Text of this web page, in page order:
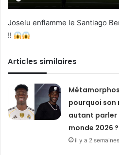
Joselu enflamme le Santiago
!!
Articles similaires
pourquoi son
autant parler
monde 2026 ?
il y a 2 semaines